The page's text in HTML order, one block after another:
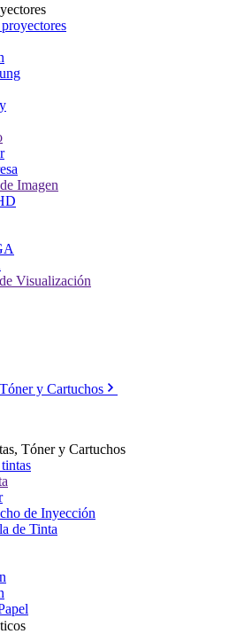
Imagen
Visualización
y Cartuchos
Tóner y Cartuchos
de Inyección
de Tinta